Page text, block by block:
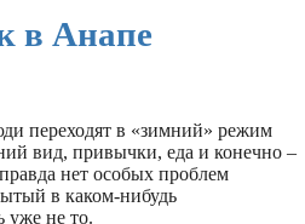
в Анапе
переходят в «зимний» режим
вид, привычки, еда и конечно –
нет особых проблем
в каком-нибудь
уже не то.